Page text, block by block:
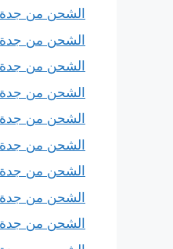
الشحن من
الشحن من
الشحن من جدة
الشحن من جدة
الشحن من جدة
الشحن من جدة
الشحن من جدة
الشحن من جدة
الشحن من